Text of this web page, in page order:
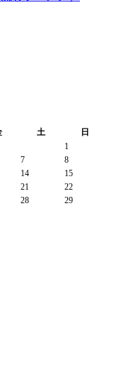
土
日
1
7
8
14
15
21
22
28
29